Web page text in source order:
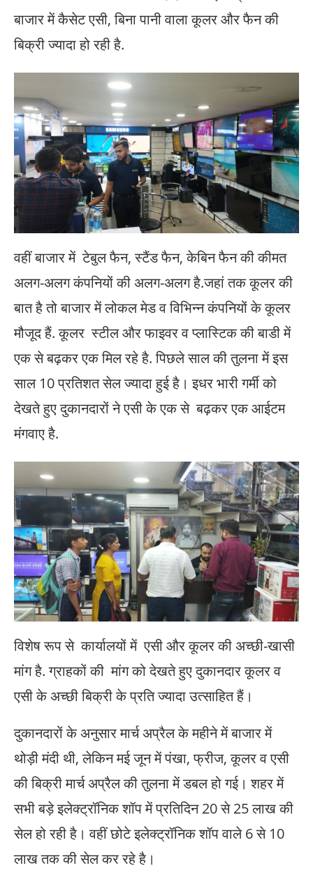
बाजार में कैसेट एसी, बिना पानी वाला कूलर और फैन की
बिक्री ज्यादा हो रही है.
वहीं बाजार में टेबुल फैन, स्टैंड फैन, केबिन फैन की कीमत
अलग-अलग कंपनियों की अलग-अलग है.जहां तक कूलर की
बात है तो बाजार में लोकल मेड व विभिन्न कंपनियों के कूलर
मौजूद हैं. कूलर स्टील और फाइवर व प्लास्टिक की बाडी में
एक से बढ़कर एक मिल रहे है. पिछले साल की तुलना में इस
साल 10 प्रतिशत सेल ज्यादा हुई है। इधर भारी गर्मी को
देखते हुए दुकानदारों ने एसी के एक से बढ़कर एक आईटम
मंगवाए है.
विशेष रूप से कार्यालयों में एसी और कूलर की अच्छी-खासी
मांग है. ग्राहकों की मांग को देखते हुए दुकानदार कूलर व
एसी के अच्छी बिक्री के प्रति ज्यादा उत्साहित हैं।
दुकानदारों के अनुसार मार्च अप्रैल के महीने में बाजार में
थोड़ी मंदी थी, लेकिन मई जून में पंखा, फ्रीज, कूलर व एसी
की बिक्री मार्च अप्रैल की तुलना में डबल हो गई। शहर में
सभी बड़े इलेक्ट्रॉनिक शॉप में प्रतिदिन 20 से 25 लाख की
सेल हो रही है। वहीं छोटे इलेक्ट्रॉनिक शॉप वाले 6 से 10
लाख तक की सेल कर रहे है।